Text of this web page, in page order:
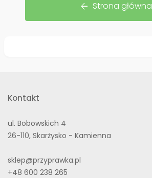
arrow_back Strona główna
Kontakt
ul. Bobowskich 4
26-110, Skarżysko - Kamienna
sklep@przyprawka.pl
+48 600 238 265